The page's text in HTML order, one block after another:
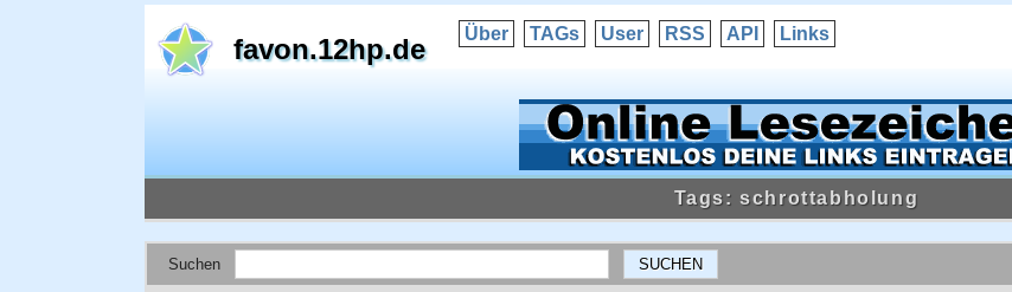
favon.12hp.de Über TAGs User RSS API Links
Tags: schrottabholung
Suchen